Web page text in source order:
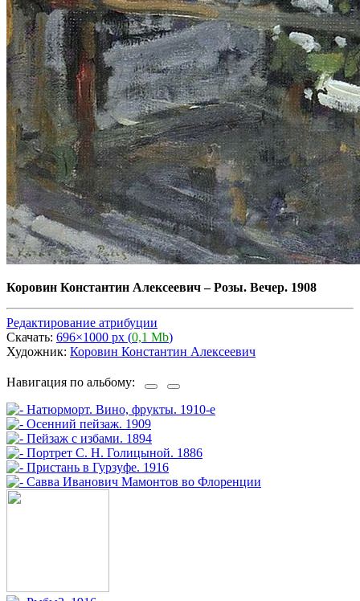
Коровин Константин Алексеевич–Розы. Вечер. 1908
Редактирование атрибуции
Скачать: 696×1000 px (0,1 Mb)
Художник: Коровин Константин Алексеевич
Навигация по альбому: